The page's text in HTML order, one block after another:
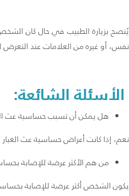
يُنصح بزيارة الطبيب في حال كان
نفس، أو غيره من العلامات عند التعرض
الأسئلة الشائعة:
هل يمكن أن تسبب حساسية عث
نعم، إذا كانت أعراض حساسية عث
من هم الأكثر عرضة للإصابة
يكون الشخص أكثر عرضة للإصابة